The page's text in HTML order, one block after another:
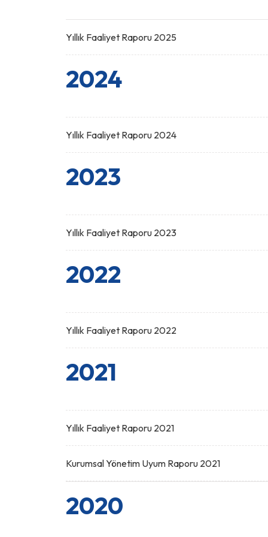
Yıllık Faaliyet Raporu 2025
2024
Yıllık Faaliyet Raporu 2024
2023
Yıllık Faaliyet Raporu 2023
2022
Yıllık Faaliyet Raporu 2022
2021
Yıllık Faaliyet Raporu 2021
Kurumsal Yönetim Uyum Raporu 2021
2020